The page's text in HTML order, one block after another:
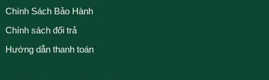
Chính Sách Bảo Hành
Chính sách đổi trả
Hướng dẫn thanh toán